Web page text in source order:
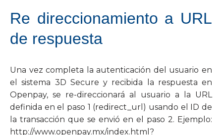
Re direccionamiento a URL
de respuesta
Una vez completa la autenticación del usuario en
el sistema 3D Secure y recibida la respuesta en
Openpay, se re-direccionará al usuario a la URL
definida en el paso 1 (redirect_url) usando el ID de
la transacción que se envió en el paso 2. Ejemplo:
http://www.openpay.mx/index.html?